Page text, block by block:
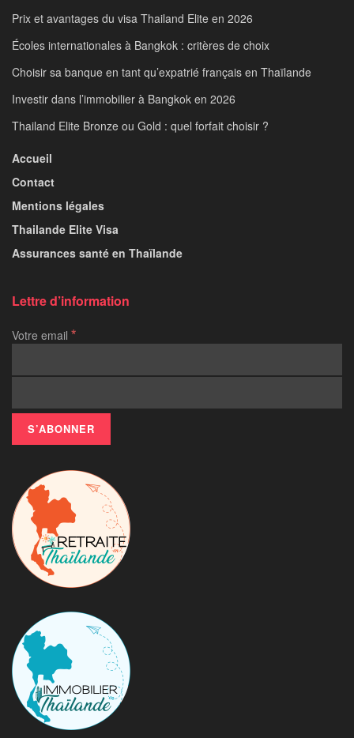
Prix et avantages du visa Thailand Elite en 2026
Écoles internationales à Bangkok : critères de choix
Choisir sa banque en tant qu’expatrié français en Thaïlande
Investir dans l’immobilier à Bangkok en 2026
Thailand Elite Bronze ou Gold : quel forfait choisir ?
Accueil
Contact
Mentions légales
Thailande Elite Visa
Assurances santé en Thaïlande
Lettre d’information
Votre email *